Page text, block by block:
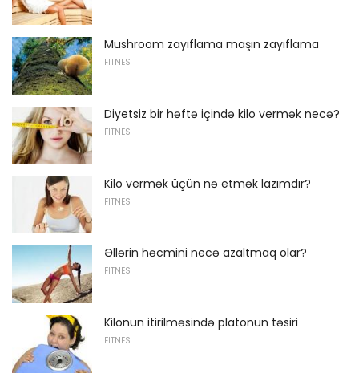
Mushroom zayıflama maşın zayıflama
FITNES
Diyetsiz bir həftə içində kilo vermək necə?
FITNES
Kilo vermək üçün nə etmək lazımdır?
FITNES
Əllərin həcmini necə azaltmaq olar?
FITNES
Kilonun itirilməsində platonun təsiri
FITNES